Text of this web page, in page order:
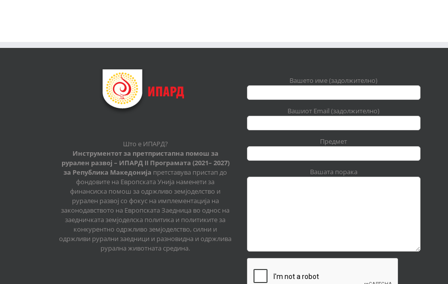
Што е ИПАРД?
Инструментот за претпристапна помош за
рурален развој – ИПАРД II Програмата (2021– 2027)
за Република Македонија претставува пристап до
фондовите на Европската Унија наменети за
финансиска помош за одржливо земјоделство и
рурален развој со фокус на имплементација на
законодавството на Европската Заедница во однос на
заедничката земјоделска политика и политиките за
конкурентно одржливо земјоделство, силни и
одржливи рурални заедници и разновидна и одржлива
рурална животната средина.
Вашето име (задолжително)
Вашиот Email (задолжително)
Предмет
Вашата порака